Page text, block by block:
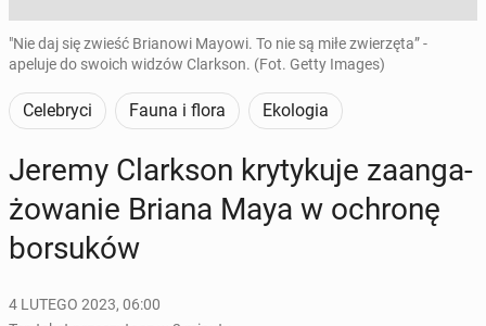
"Nie daj się zwieść Brianowi Mayowi. To nie są miłe zwierzęta” -
apeluje do swoich widzów Clarkson. (Fot. Getty Images)
Celebryci Fauna i flora Ekologia
Jeremy Clark­son kry­ty­ku­je za­an­ga­
żo­wa­nie Briana Maya w ochronę
bor­su­ków
4 LUTEGO 2023, 06:00